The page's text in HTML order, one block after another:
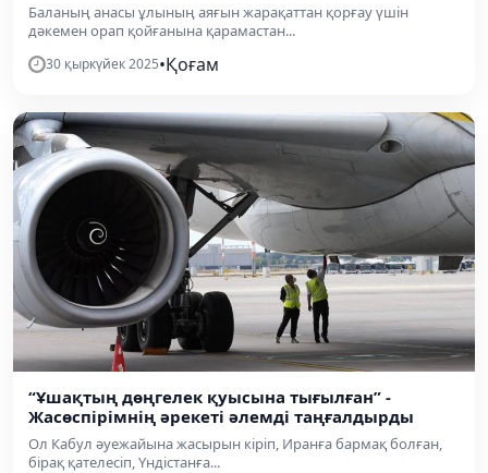
Баланың анасы ұлының аяғын жарақаттан қорғау үшін
дәкемен орап қойғанына қарамастан...
30 қыркүйек 2025•Қоғам
“Ұшақтың дөңгелек қуысына тығылған” -
Жасөспірімнің әрекеті әлемді таңғалдырды
Ол Кабул әуежайына жасырын кіріп, Иранға бармақ болған,
бірақ қателесіп, Үндістанға...